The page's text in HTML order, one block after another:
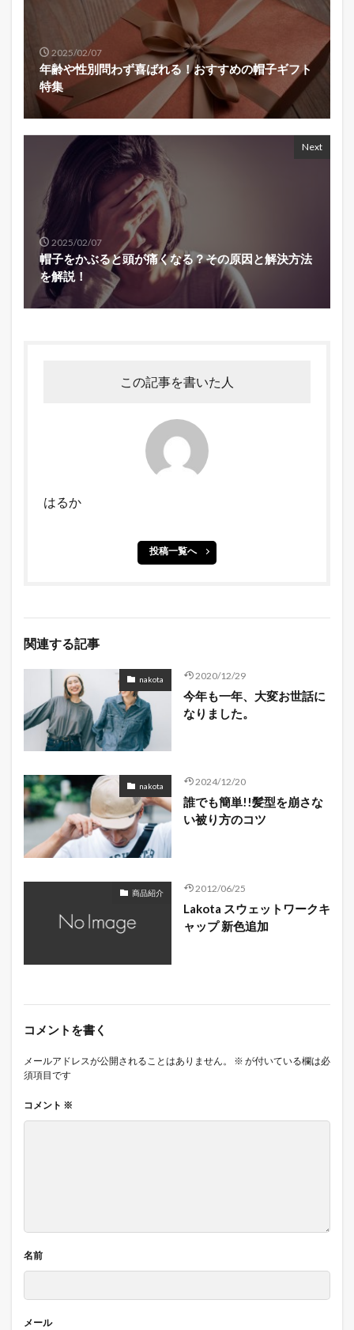
2025/02/07
年齢や性別問わず喜ばれる！おすすめの帽子ギフト
特集
Next
2025/02/07
帽子をかぶると頭が痛くなる？その原因と解決方法
を解説！
この記事を書いた人
はるか
投稿一覧へ
関連する記事
nakota 2020/12/29
今年も一年、大変お世話に
なりました。
nakota 2024/12/20
誰でも簡単!!髪型を崩さな
い被り方のコツ
商品紹介 2012/06/25
Lakota スウェットワークキ
ャップ 新色追加
コメントを書く
メールアドレスが公開されることはありません。 ※ が付いている欄は必
須項目です
コメント ※
名前
メール